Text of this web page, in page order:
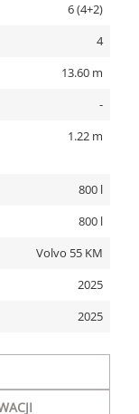
6 (4+2)
4
13.60 m
-
1.22 m
800 l
800 l
Volvo 55 KM
2025
2025